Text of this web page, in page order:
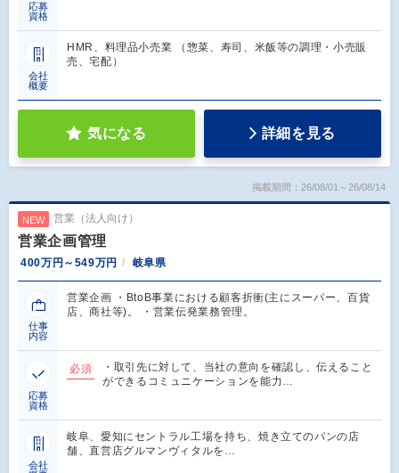
応募
資格
会社
概要
HMR、料理品小売業 （惣菜、寿司、米飯等の調理・小売販
売、宅配）
気になる 詳細を見る
掲載期間：26/08/01～26/08/14
NEW 営業（法人向け）
営業企画管理
400万円～549万円 岐阜県
仕事
内容
営業企画 ・BtoB事業における顧客折衝(主にスーパー、百貨
店、商社等)。 ・営業伝発業務管理。
応募
資格
必須
・取引先に対して、当社の意向を確認し、伝えること
ができるコミュニケーションを能力…
会社
岐阜、愛知にセントラル工場を持ち、焼き立てのパンの店
舗、直営店グルマンヴィタルを…